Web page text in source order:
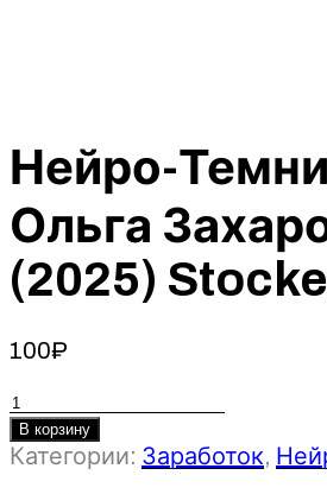
Нейро-
Ольга
(2025)
100₽
Количество
товара
Нейро-
В корзину
Категории: Заработок,